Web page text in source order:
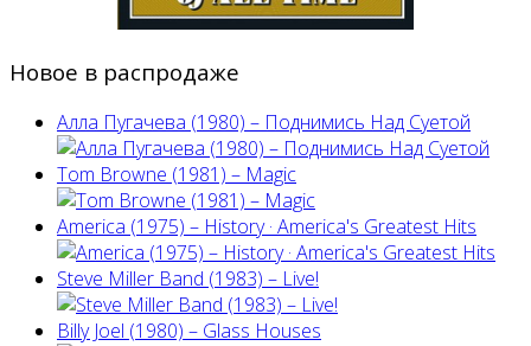
Новое в распродаже
Алла Пугачева (1980) – Поднимись Над Суетой
Tom Browne (1981) – Magic
America (1975) ‎– History · America's Greatest Hits
Steve Miller Band ‎(1983) – Live!
Billy Joel (1980) ‎– Glass Houses